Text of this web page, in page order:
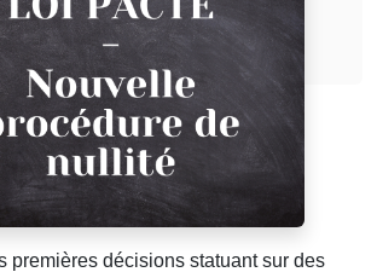
premières décisions statuant sur des